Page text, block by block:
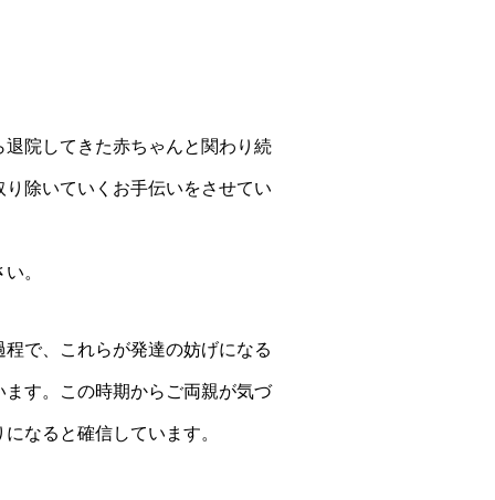
院してきた赤ちゃんと関わり続
除いていくお手伝いをさせてい
。
で、これらが発達の妨げになる
す。この時期からご両親が気づ
なると確信しています。